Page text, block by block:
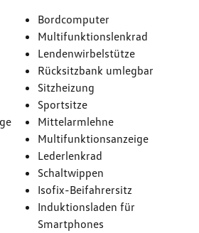
Bordcomputer
Multifunktionslenkrad
Lendenwirbelstütze
Rücksitzbank umlegbar
Sitzheizung
Sportsitze
Mittelarmlehne
Multifunktionsanzeige
Lederlenkrad
Schaltwippen
Isofix-Beifahrersitz
Induktionsladen für
Smartphones